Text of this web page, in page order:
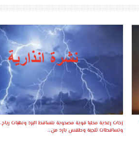
زخات رعدية محليا قوية مصحوبة بتساقط البرد وبهبات رياح،
وتساقطات ثلجية وطقس بارد من…